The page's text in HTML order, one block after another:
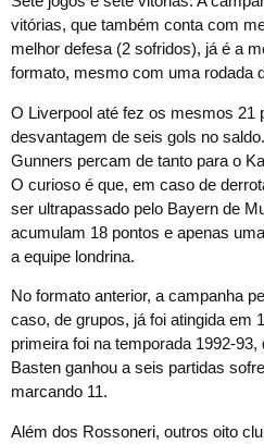
vitórias, que também conta com
melhor defesa (2 sofridos), já é a
formato, mesmo com uma rodada
O Liverpool até fez os mesmos 21
desvantagem de seis gols no
Gunners percam de tanto para o
O curioso é que, em caso de
ser ultrapassado pelo Bayern de
acumulam 18 pontos e apenas
a equipe londrina.
No formato anterior, a campanha
caso, de grupos, já foi atingida em
primeira foi na temporada 1992-93,
Basten ganhou a seis partidas
marcando 11.
Além dos Rossoneri, outros oito